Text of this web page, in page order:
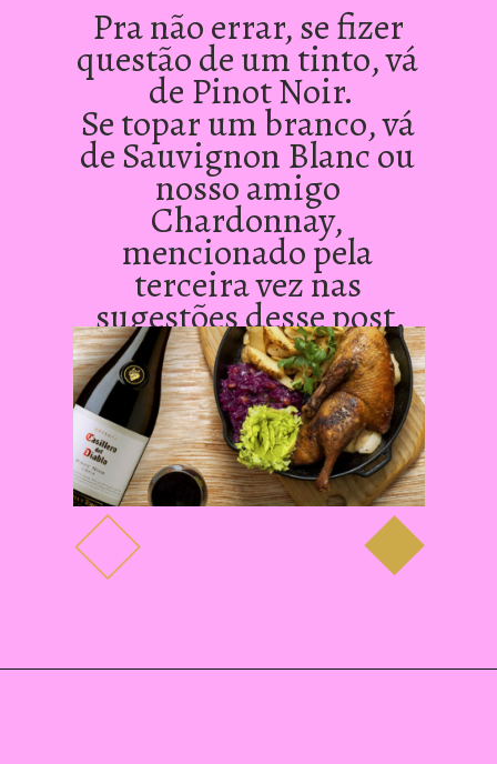
Pra não errar, se fizer
questão de um tinto, vá
de Pinot Noir.
Se topar um branco, vá
de Sauvignon Blanc ou
nosso amigo
Chardonnay,
mencionado pela
terceira vez nas
sugestões desse post.